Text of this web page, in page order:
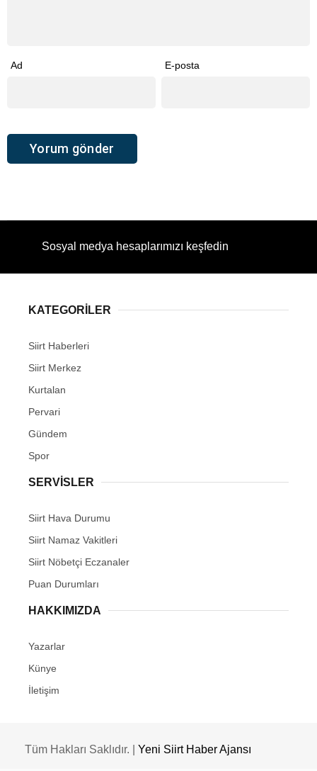
Ad E-posta
Sosyal medya hesaplarımızı keşfedin
KATEGORİLER
Siirt Haberleri
Siirt Merkez
Kurtalan
Pervari
Gündem
Spor
SERVİSLER
Siirt Hava Durumu
Siirt Namaz Vakitleri
Siirt Nöbetçi Eczanaler
Puan Durumları
HAKKIMIZDA
Yazarlar
Künye
İletişim
Tüm Hakları Saklıdır. | Yeni Siirt Haber Ajansı